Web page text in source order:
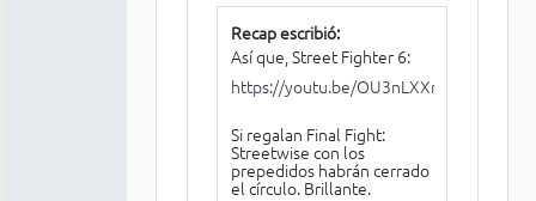
Recap escribió:
Así que, Street Fighter 6:
https://youtu.be/OU3nLXXrHdM
Si regalan Final Fight:
Streetwise con los
prepedidos habrán cerrado
el círculo. Brillante.